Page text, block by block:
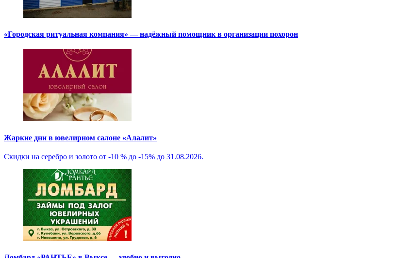
«Городская ритуальная компания» — надёжный помощник в организации похорон
Жаркие дни в ювелирном салоне «Алалит»
Скидки на серебро и золото от -10 % до -15% до 31.08.2026.